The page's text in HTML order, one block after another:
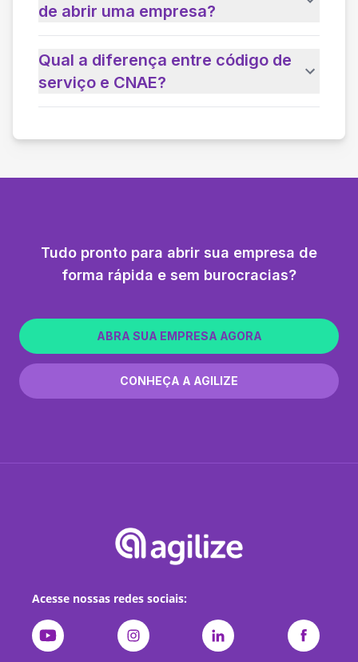
de abrir uma empresa?
Qual a diferença entre código de
serviço e CNAE?
Tudo pronto para abrir sua empresa de
forma rápida e sem burocracias?
ABRA SUA EMPRESA AGORA
CONHEÇA A AGILIZE
Acesse nossas redes sociais: